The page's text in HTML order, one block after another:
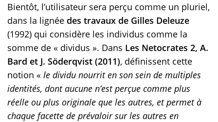
Bientôt, l’utilisateur sera perçu comme un pluriel,
dans la lignée des travaux de Gilles Deleuze
(1992) qui considère les individus comme la
somme de « dividus ». Dans Les Netocrates 2, A.
Bard et J. Söderqvist (2011), définissent cette
notion « le dividu nourrit en son sein de multiples
identités, dont aucune n’est perçue comme plus
réelle ou plus originale que les autres, et permet à
chaque facette de prévaloir sur les autres en